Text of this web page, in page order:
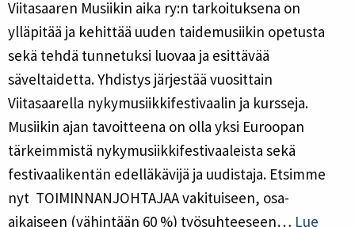
Yhteydet ja majoitus
Tilaa uutiskirje
Jäsenyys
Hankkeet
Hallinto
Historia
English Suomi
Viitasaaren Musiikin aika ry:n tarkoituksena on
ylläpitää ja kehittää uuden taidemusiikin opetusta
sekä tehdä tunnetuksi luovaa ja esittävää
säveltaidetta. Yhdistys järjestää vuosittain
Viitasaarella nykymusiikkifestivaalin ja kursseja.
Musiikin ajan tavoitteena on olla yksi Euroopan
tärkeimmistä nykymusiikkifestivaaleista sekä
festivaalikentän edelläkävijä ja uudistaja. Etsimme
nyt TOIMINNANJOHTAJAA vakituiseen, osa-
aikaiseen (vähintään 60 %) työsuhteeseen… Lue